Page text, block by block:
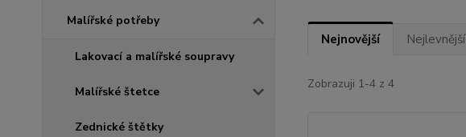
Malířské potřeby
Lakovací a malířské soupravy
Malířské štetce
Zednické štětky
Nejnovější Nejlevnější
Zobrazuji 1-4 z 4